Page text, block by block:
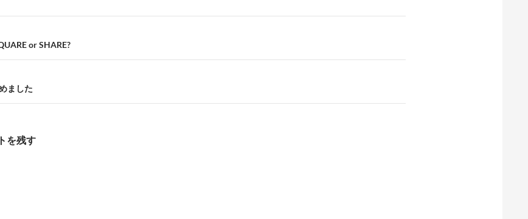
or SHARE?
ました
を残す